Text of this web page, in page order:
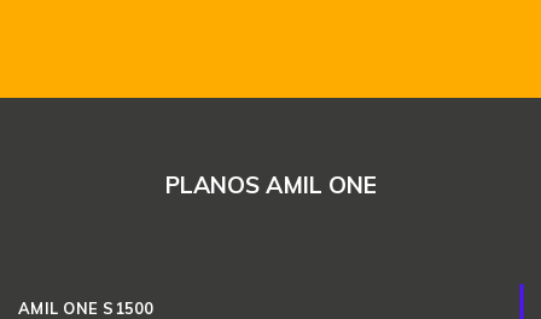
PLANOS AMIL ONE
AMIL ONE S1500